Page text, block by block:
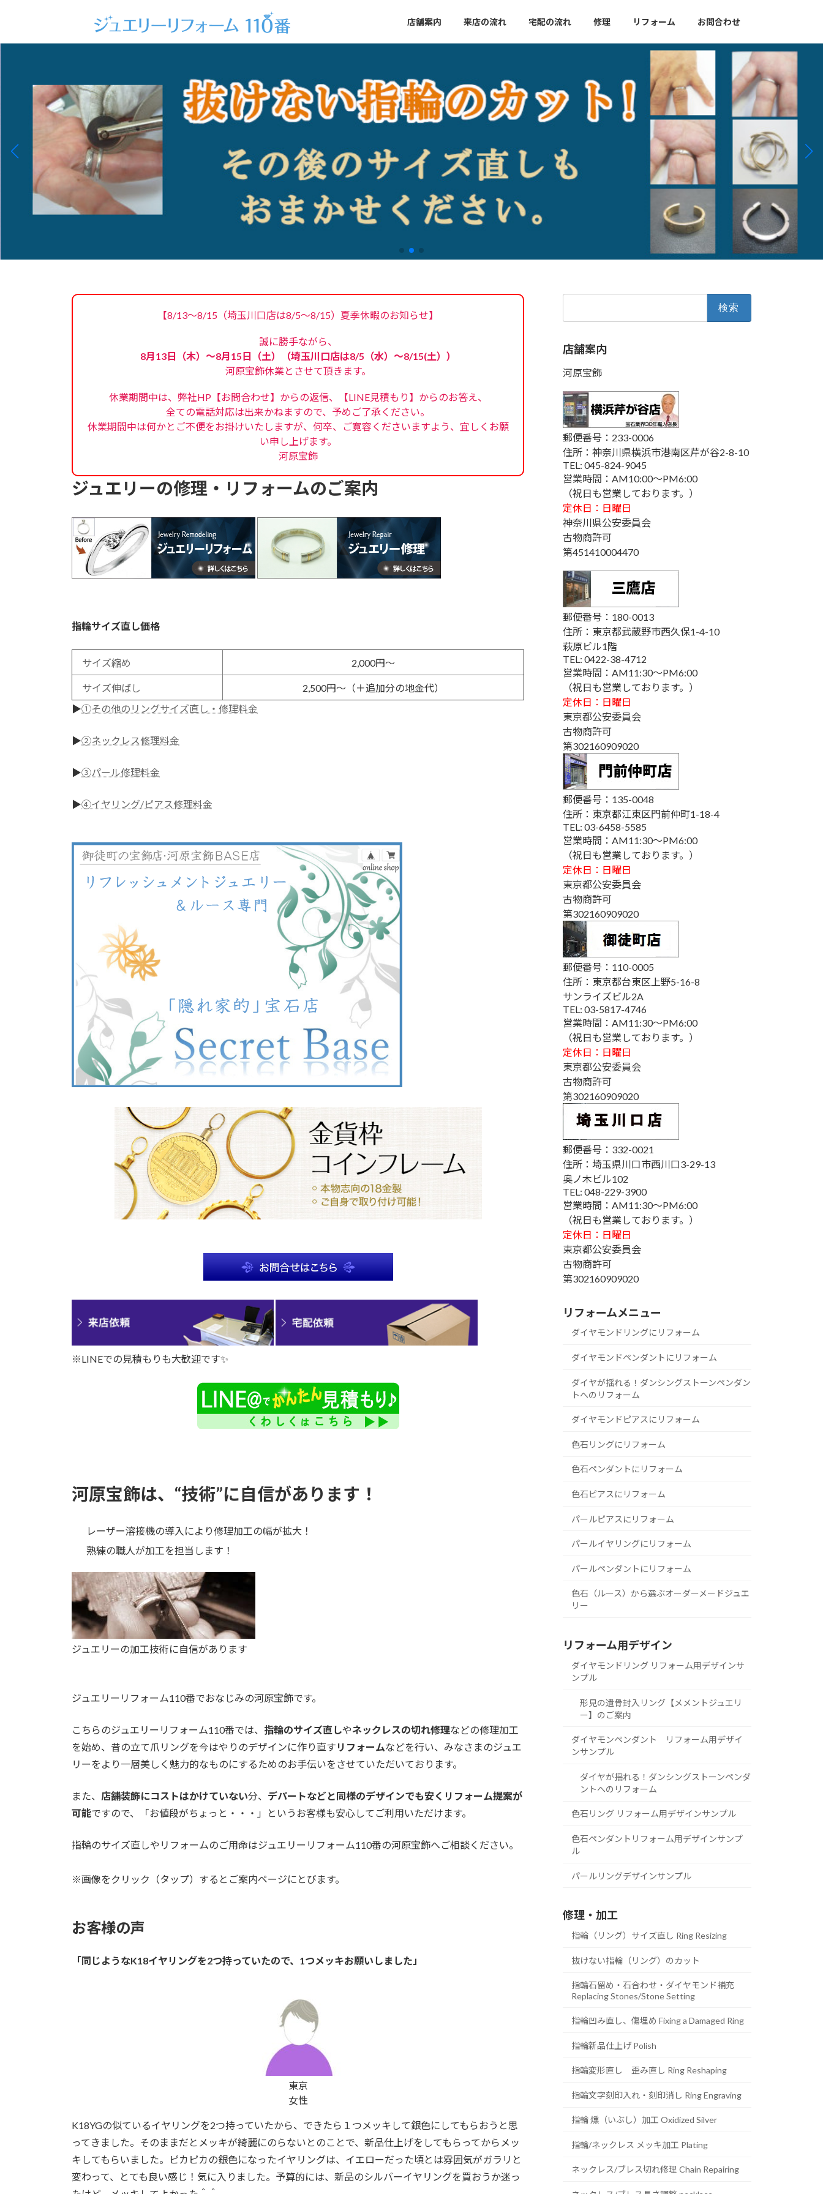
店舗案内 来店の流れ 宅配の流れ 修理 リフォーム お問合わせ
【8/13～8/15（埼玉川口店は8/5～8/15）夏季休暇のお知らせ】
誠に勝手ながら、
8月13日（木）～8月15日（土）（埼玉川口店は8/5（水）～8/15(土））
河原宝飾休業とさせて頂きます。
休業期間中は、弊社HP【お問合わせ】からの返信、【LINE見積もり】からのお答え、
全ての電話対応は出来かねますので、予めご了承ください。
休業期間中は何かとご不便をお掛けいたしますが、何卒、ご寛容くださいますよう、宜しくお願
い申し上げます。
河原宝飾
ジュエリーの修理・リフォームのご案内
指輪サイズ直し価格
サイズ縮め 2,000円～
サイズ伸ばし
2,500円～（＋追加分の地金代）
▶①その他のリングサイズ直し・修理料金
▶②ネックレス修理料金
▶③パール修理料金
▶④イヤリング/ピアス修理料金
※LINEでの見積もりも大歓迎です✨
河原宝飾は、“技術”に自信があります！
レーザー溶接機の導入により修理加工の幅が拡大！
熟練の職人が加工を担当します！
ジュエリーの加工技術に自信があります
ジュエリーリフォーム110番でおなじみの河原宝飾です。
こちらのジュエリーリフォーム110番では、 指輪のサイズ直しやネックレスの切れ修理などの修理加工
を始め、昔の立て爪リングを今はやりのデザインに作り直す リフォームなどを行い、みなさまのジュエ
リーをより一層美しく魅力的なものにするためのお手伝いをさせていただいております。
また、 店舗装飾にコストはかけていない分、 デパートなどと同様のデザインでも安くリフォーム提案が
可能ですので、「お値段がちょっと・・・」というお客様も安心してご利用いただけます。
指輪のサイズ直しやリフォームのご用命はジュエリーリフォーム110番の河原宝飾へご相談ください。
※画像をクリック（タップ）するとご案内ページにとびます。
お客様の声
「同じようなK18イヤリングを2つ持っていたので、1つメッキお願いしました」
東京
女性
K18YGの似ているイヤリングを2つ持っていたから、できたら１つメッキして銀色にしてもらおうと思
ってきました。そのままだとメッキが綺麗にのらないとのことで、新品仕上げをしてもらってからメッ
キしてもらいました。ピカピカの銀色になったイヤリングは、イエローだった頃とは雰囲気がガラリと
変わって、とても良い感じ！気に入りました。予算的には、新品のシルバーイヤリングを買おうか迷っ
店舗案内
河原宝飾
郵便番号：233-0006
住所：神奈川県横浜市港南区芹が谷2-8-10
TEL: 045-824-9045
営業時間：AM10:00～PM6:00
（祝日も営業しております。）
定休日：日曜日
神奈川県公安委員会
古物商許可
第451410004470
郵便番号：180-0013
住所：東京都武蔵野市西久保1-4-10
萩原ビル1階
TEL: 0422-38-4712
営業時間：AM11:30～PM6:00
（祝日も営業しております。）
定休日：日曜日
東京都公安委員会
古物商許可
第302160909020
郵便番号：135-0048
住所：東京都江東区門前仲町1-18-4
TEL: 03-6458-5585
営業時間：AM11:30～PM6:00
（祝日も営業しております。）
定休日：日曜日
東京都公安委員会
古物商許可
第302160909020
郵便番号：110-0005
住所：東京都台東区上野5-16-8
サンライズビル2A
TEL: 03-5817-4746
営業時間：AM11:30～PM6:00
（祝日も営業しております。）
定休日：日曜日
東京都公安委員会
古物商許可
第302160909020
郵便番号：332-0021
住所：埼玉県川口市西川口3-29-13
奥ノ木ビル102
TEL: 048-229-3900
営業時間：AM11:30～PM6:00
（祝日も営業しております。）
定休日：日曜日
東京都公安委員会
古物商許可
第302160909020
リフォームメニュー
ダイヤモンドリングにリフォーム
ダイヤモンドペンダントにリフォーム
ダイヤが揺れる！ダンシングストーンペンダン
トへのリフォーム
ダイヤモンドピアスにリフォーム
色石リングにリフォーム
色石ペンダントにリフォーム
色石ピアスにリフォーム
パールピアスにリフォーム
パールイヤリングにリフォーム
パールペンダントにリフォーム
色石（ルース）から選ぶオーダーメードジュエ
リー
リフォーム用デザイン
ダイヤモンドリング リフォーム用デザインサ
ンプル
形見の遺骨封入リング【メメントジュエリ
ー】のご案内
ダイヤモンペンダント リフォーム用デザイ
ンサンプル
ダイヤが揺れる！ダンシングストーンペンダ
ントへのリフォーム
色石リング リフォーム用デザインサンプル
色石ペンダントリフォーム用デザインサンプ
ル
パールリングデザインサンプル
修理・加工
指輪（リング）サイズ直し Ring Resizing
抜けない指輪（リング）のカット
指輪石留め・石合わせ・ダイヤモンド補充
Replacing Stones/Stone Setting
指輪凹み直し、傷埋め Fixing a Damaged Ring
指輪新品仕上げ Polish
指輪変形直し 歪み直し Ring Reshaping
指輪文字刻印入れ・刻印消し Ring Engraving
指輪 燻（いぶし）加工 Oxidized Silver
指輪/ネックレス メッキ加工 Plating
ネックレス/ブレス切れ修理 Chain Repairing